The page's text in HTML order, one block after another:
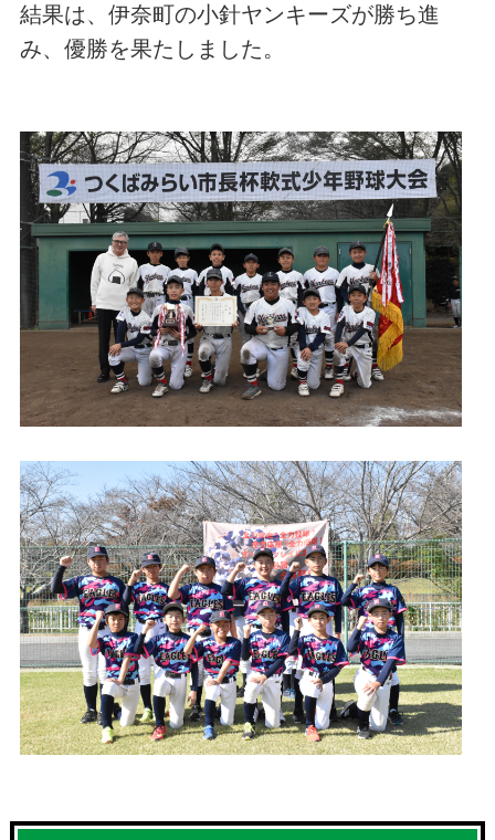
結果は、伊奈町の小針ヤンキーズが勝ち進
み、優勝を果たしました。